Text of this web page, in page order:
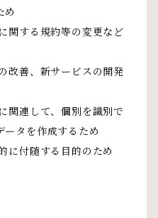
め
関する規約等の変更など
改善、新サービスの開発
関連して、個別を識別で
ータを作成するため
に付随する目的のため